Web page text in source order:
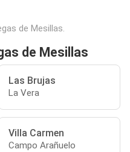
de Mesillas.
de Mesillas
Las Brujas
La Vera
Villa Carmen
Campo Arañuelo